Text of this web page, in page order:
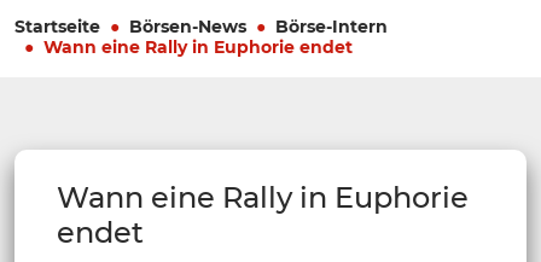
Startseite Börsen-News
Börse-Intern
Wann eine Rally in Euphorie endet
Wann eine Rally in Euphorie
endet